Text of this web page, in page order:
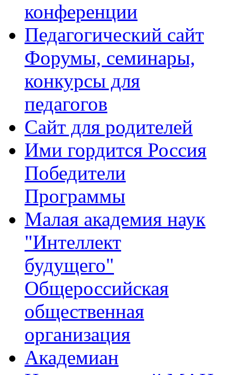
конференции
Педагогический сайт
Форумы, семинары,
конкурсы для
педагогов
Сайт для родителей
Ими гордится Россия
Победители
Программы
Малая академия наук
"Интеллект
будущего"
Общероссийская
общественная
организация
Академиан